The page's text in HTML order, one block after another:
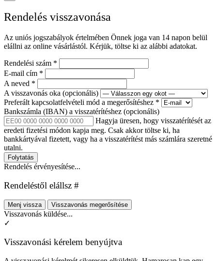
Rendelés visszavonása
Az uniós jogszabályok értelmében Önnek joga van 14 napon belül
elállni az online vásárlástól. Kérjük, töltse ki az alábbi adatokat.
Rendelési szám *
E-mail cím *
A neved *
A visszavonás oka (opcionális)
Preferált kapcsolatfelvételi mód a megerősítéshez *
Bankszámla (IBAN) a visszatérítéshez (opcionális)
Hagyja üresen, hogy visszatérítését az
eredeti fizetési módon kapja meg. Csak akkor töltse ki, ha
bankkártyával fizetett, vagy ha a visszatérítést más számlára szeretné
utalni.
Folytatás
Rendelés érvényesítése...
Rendeléstől elállsz #
Menj vissza Visszavonás megerősítése
Visszavonás küldése...
✓
Visszavonási kérelem benyújtva